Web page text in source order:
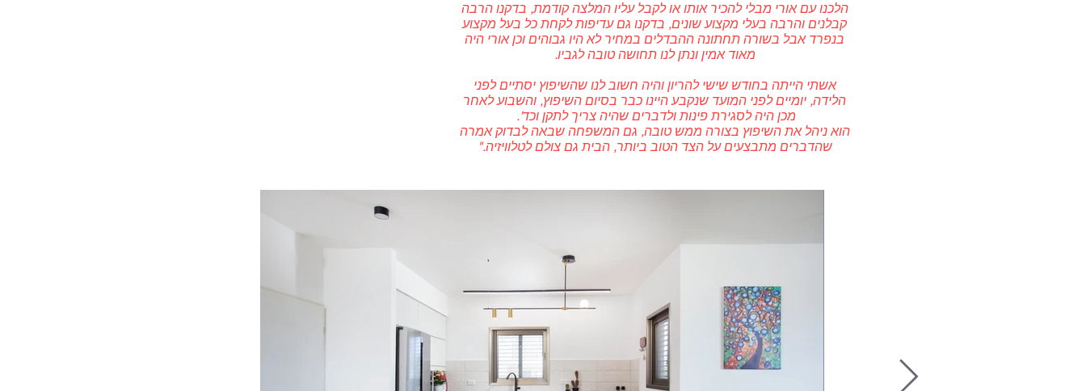
הלכנו עם אורי מבלי להכיר אותו או לקבל עליו המלצה קודמת, בדקנו הרבה
קבלנים והרבה בעלי מקצוע שונים, בדקנו גם עדיפות לקחת כל בעל מקצוע
בנפרד אבל בשורה תחתונה ההבדלים במחיר לא היו גבוהים וכן אורי היה
מאוד אמין ונתן לנו תחושה טובה לגביו.
אשתי הייתה בחודש שישי להריון והיה חשוב לנו שהשיפוץ יסתיים לפני
הלידה, יומיים לפני המועד שנקבע היינו כבר בסיום השיפוץ, והשבוע לאחר
מכן היה לסגירת פינות ולדברים שהיה צריך לתקן וכד'.
הוא ניהל את השיפוץ בצורה ממש טובה, גם המשפחה שבאה לבדוק אמרה
שהדברים מתבצעים על הצד הטוב ביותר, הבית גם צולם לטלוויזיה."